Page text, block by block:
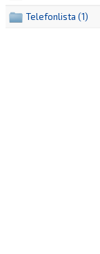
Telefonlista (1)